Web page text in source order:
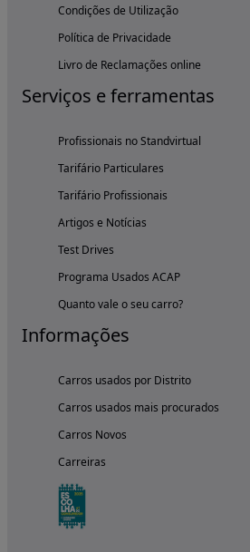
Condições de Utilização
Política de Privacidade
Livro de Reclamações online
Serviços e ferramentas
Profissionais no Standvirtual
Tarifário Particulares
Tarifário Profissionais
Artigos e Notícias
Test Drives
Programa Usados ACAP
Quanto vale o seu carro?
Informações
Carros usados por Distrito
Carros usados mais procurados
Carros Novos
Carreiras